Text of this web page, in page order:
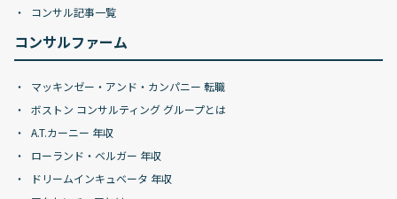
コンサル記事一覧
コンサルファーム
マッキンゼー・アンド・カンパニー 転職
ボストン コンサルティング グループとは
A.T.カーニー 年収
ローランド・ベルガー 年収
ドリームインキュベータ 年収